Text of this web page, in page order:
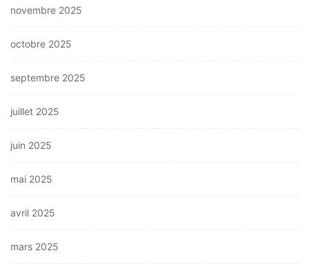
novembre 2025
octobre 2025
septembre 2025
juillet 2025
juin 2025
mai 2025
avril 2025
mars 2025